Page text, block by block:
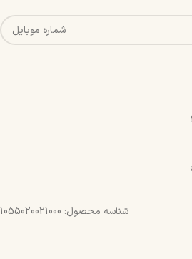
شناسه محصول: 1055020021000